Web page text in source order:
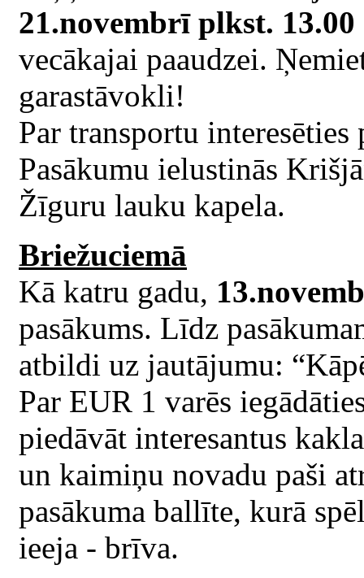
21.novembrī plkst. 13.00
vecākajai paaudzei.
garastāvokli!
Par transportu interesēties
Pasākumu ielustinās
Žīguru lauku kapela.
Briežuciemā
Kā katru gadu,
pasākums. Līdz
atbildi uz jautājumu:
Par EUR 1 varēs
piedāvāt interesantus
un kaimiņu novadu paši
pasākuma ballīte, kurā
ieeja - brīva.